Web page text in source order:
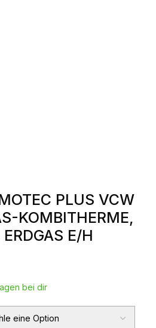
PLUS VCW
KOMBITHERME,
E/H
bei dir